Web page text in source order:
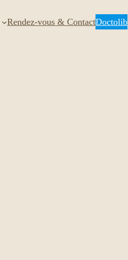
Rendez-vous & ContactDoctolib